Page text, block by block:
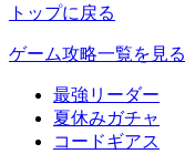
トップに戻る
ゲーム攻略一覧を見る
最強リーダー
夏休みガチャ
コードギアス